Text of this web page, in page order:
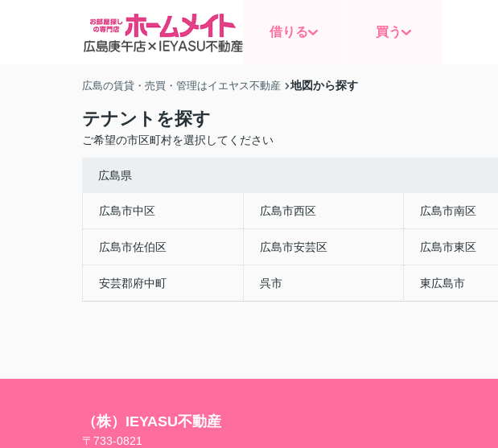
借りる 買う
広島の賃貸・売買・管理はイエヤス不動産 地図から探す
テナントを探す
ご希望の市区町村を選択してください
広島県
広島市中区 広島市西区 広島市南区
広島市佐伯区 広島市安芸区 広島市東区
安芸郡府中町 呉市 東広島市
（株）IEYASU不動産
〒733-0821